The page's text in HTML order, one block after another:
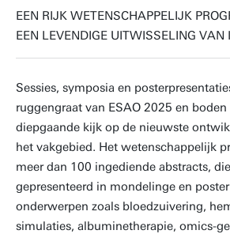
EEN RIJK WETENSCHAPPELIJK
EEN LEVENDIGE UITWISSELING VAN
Sessies, symposia en
ruggengraat van ESAO 2025 en boden
diepgaande kijk op de nieuwste
het vakgebied. Het wetenschappelijk
meer dan 100 ingediende abstracts,
gepresenteerd in mondelinge en
onderwerpen zoals bloedzuivering,
simulaties, albuminetherapie, omics-